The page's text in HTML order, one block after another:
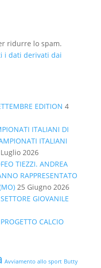
ridurre lo spam.
i dati derivati dai
EDITION 4
ITALIANI DI
ITALIANI
2026
TIEZZI. ANDREA
RAPPRESENTATO
25 Giugno 2026
GIOVANILE
CALCIO
Avviamento allo sport Butty